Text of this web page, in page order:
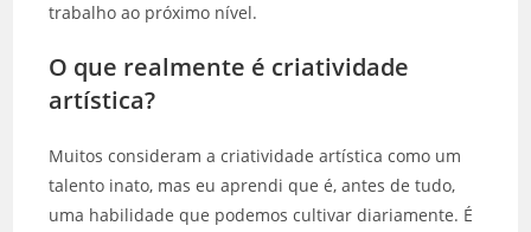
trabalho ao próximo nível.
O que realmente é criatividade
artística?
Muitos consideram a criatividade artística como um
talento inato, mas eu aprendi que é, antes de tudo,
uma habilidade que podemos cultivar diariamente. É